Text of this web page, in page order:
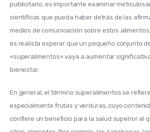
publicitario, es importante examinar
científicas que pueda haber detrás de las
medios de comunicación sobre estos
es realista esperar que un pequeño conjunto
«superalimentos» vaya a aumentar
bienestar.
En general, el término superalimentos se
especialmente frutas y verduras, cuyo
confiere un beneficio para la salud superior al